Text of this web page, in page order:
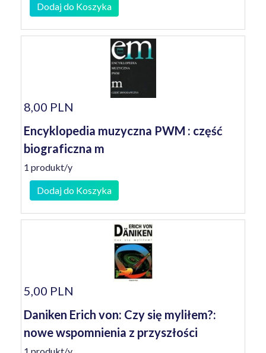
Dodaj do Koszyka
8,00 PLN
Encyklopedia muzyczna PWM : część
biograficzna m
1 produkt/y
Dodaj do Koszyka
5,00 PLN
Daniken Erich von: Czy się myliłem?:
nowe wspomnienia z przyszłości